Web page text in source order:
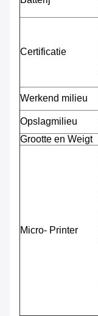
Certificatie
Werkend milieu
Opslagmilieu
Grootte en Weigt
Micro- Printer